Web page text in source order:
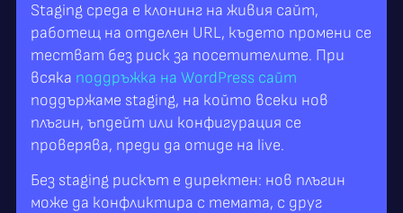
Staging среда е клонинг на живия сайт,
работещ на отделен URL, където промени се
тестват без риск за посетителите. При
всяка поддръжка на WordPress сайт
поддържаме staging, на който всеки нов
плъгин, ъпдейт или конфигурация се
проверява, преди да отиде на live.
Без staging рискът е директен: нов плъгин
може да конфликтира с темата, с друг